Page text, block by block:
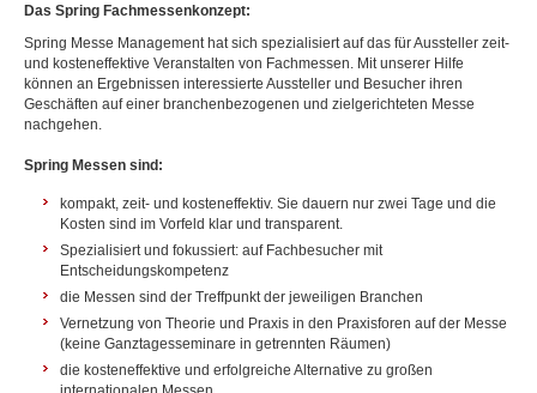
Das Spring Fachmessenkonzept:
Spring Messe Management hat sich spezialisiert auf das für Aussteller zeit-
und kosteneffektive Veranstalten von Fachmessen. Mit unserer Hilfe
können an Ergebnissen interessierte Aussteller und Besucher ihren
Geschäften auf einer branchenbezogenen und zielgerichteten Messe
nachgehen.
Spring Messen sind:
kompakt, zeit- und kosteneffektiv. Sie dauern nur zwei Tage und die
Kosten sind im Vorfeld klar und transparent.
Spezialisiert und fokussiert: auf Fachbesucher mit
Entscheidungskompetenz
die Messen sind der Treffpunkt der jeweiligen Branchen
Vernetzung von Theorie und Praxis in den Praxisforen auf der Messe
(keine Ganztagesseminare in getrennten Räumen)
die kosteneffektive und erfolgreiche Alternative zu großen